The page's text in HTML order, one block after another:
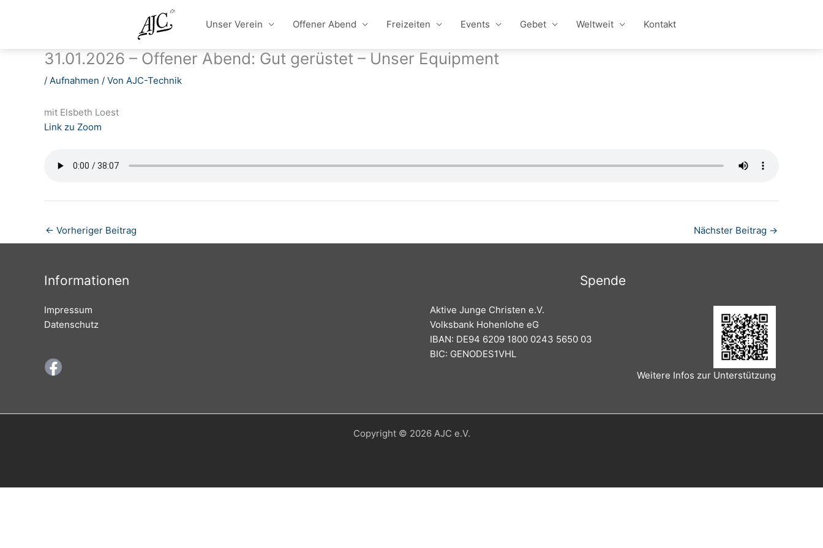
Unser Verein Offener Abend Freizeiten Events Gebet Weltweit Kontakt
31.01.2026 – Offener Abend: Gut gerüstet – Unser Equipment
/ Aufnahmen / Von AJC-Technik
mit Elsbeth Loest
Link zu Zoom
← Vorheriger Beitrag Nächster Beitrag →
Informationen
Impressum
Datenschutz
Spende
Aktive Junge Christen e.V.
Volksbank Hohenlohe eG
IBAN: DE94 6209 1800 0243 5650 03
BIC: GENODES1VHL
Weitere Infos zur Unterstützung
Copyright © 2026 AJC e.V.